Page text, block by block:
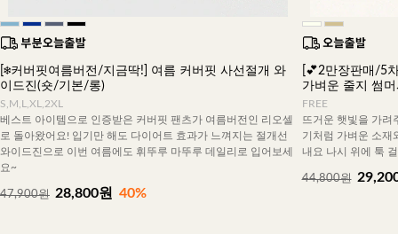
[❄️커버핏여름버전/지금딱!] 여름 커버핏 사선절개 와
이드진(숏/기본/롱)
S,M,L,XL,2XL
베스트 아이템으로 인증받은 커버핏 팬츠가 여름버전인 리오셀
로 돌아왔어요! 입기만 해도 다이어트 효과가 느껴지는 절개선
와이드진으로 이번 여름에도 휘뚜루 마뚜루 데일리로 입어보세
요~
47,900원 28,800원 40%
[💕2만장판매/5
가벼운 줄지 썸
FREE
뜨거운 햇빛을 가려
기처럼 가벼운 소재
내요 나시 위에 툭
44,800원